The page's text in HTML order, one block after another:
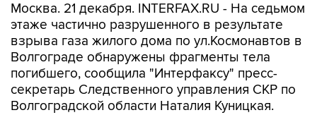
Москва. 21 декабря. INTERFAX.RU - На седьмом
этаже частично разрушенного в результате
взрыва газа жилого дома по ул.Космонавтов в
Волгограде обнаружены фрагменты тела
погибшего, сообщила "Интерфаксу" пресс-
секретарь Следственного управления СКР по
Волгоградской области Наталия Куницкая.